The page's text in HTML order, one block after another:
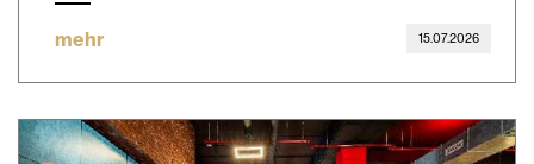
mehr 15.07.2026